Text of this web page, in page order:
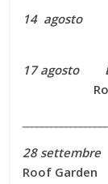
14 agosto
17 agosto
Roof
28
Roof Garden